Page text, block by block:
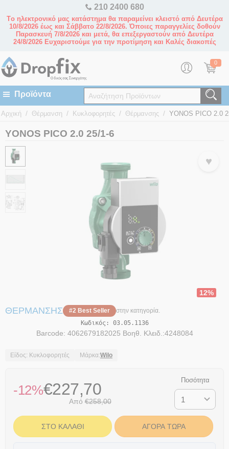
210 2400 680
Tο ηλεκτρονικό μας κατάστημα θα παραμείνει κλειστό από Δευτέρα
10/8/2026 έως και Σάββατο 22/8/2026. Όποιες παραγγελίες δοθούν
Παρασκευή 7/8/2026 και μετά, θα επεξεργαστούν από Δευτέρα
24/8/2026 Ευχαριστούμε για την προτίμηση και Καλές διακοπές
0
Αρχική / Θέρμανση / Κυκλοφορητές / Θέρμανσης / YONOS PICO 2.0
YONOS PICO 2.0 25/1-6
♥
12%
ΘΈΡΜΑΝΣΗΣ #2 Best Seller
στην κατηγορία.
Κωδικός:
03.05.1136
Barcode: 4062679182025 Βοηθ. Κλειδ.:4248084
Είδος: Κυκλοφορητές Μάρκα:Wilo
-12%€227,70
Από €258,00
Ποσότητα
ΣΤΟ ΚΑΛΆΘΙ ΑΓΟΡΆ ΤΏΡΑ